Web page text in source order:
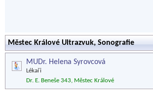
Městec Králové Ultrazvuk, Sonografie
MUDr. Helena Syrovcová
Lékaři
Dr. E. Beneše 343, Městec Králové